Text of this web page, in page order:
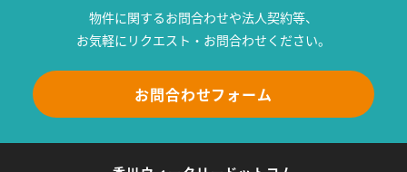
物件に関するお問合わせや法人契約等、
お気軽にリクエスト・お問合わせください。
お問合わせフォーム